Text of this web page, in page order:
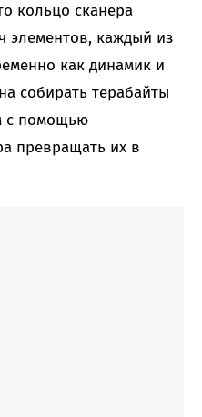
кольцо сканера
элементов, каждый из
как динамик и
собирать терабайты
с помощью
превращать их в